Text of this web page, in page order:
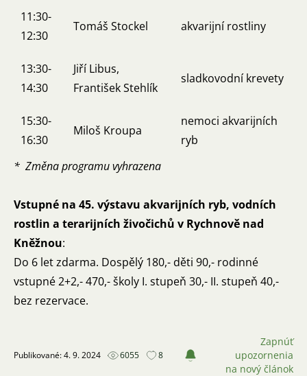
11:30-
12:30
Tomáš Stockel akvarijní rostliny
13:30-
14:30
Jiří Libus,
František Stehlík
sladkovodní krevety
15:30-
16:30
Miloš Kroupa
nemoci akvarijních
ryb
* Změna programu vyhrazena
Vstupné na 45. výstavu akvarijních ryb, vodních
rostlin a terarijních živočichů v Rychnově nad
Kněžnou:
Do 6 let zdarma. Dospělý 180,- děti 90,- rodinné
vstupné 2+2,- 470,- školy I. stupeň 30,- II. stupeň 40,-
bez rezervace.
Publikované: 4. 9. 2024 6055 8
Zapnúť
upozornenia
na nový článok